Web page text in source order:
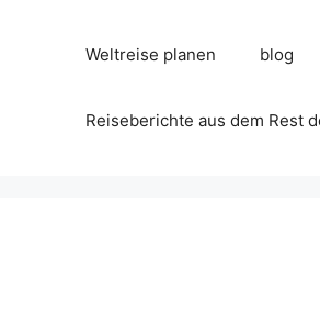
Weltreise planen blog
Reiseberichte aus dem Rest